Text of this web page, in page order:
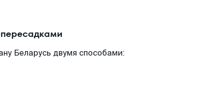
Беларусь двумя способами: